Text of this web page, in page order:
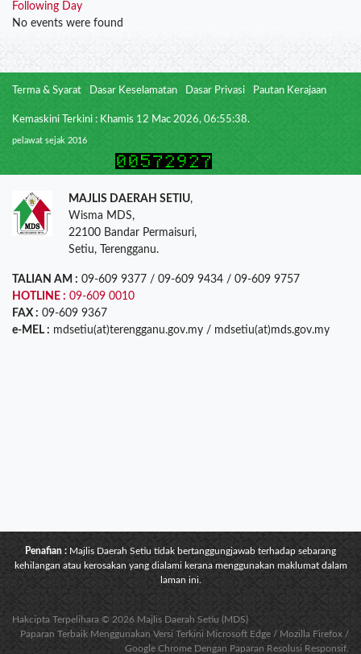
Following Day
No events were found
Terma & Syarat Dasar Keselamatan Dasar Privasi Pautan Kerajaan
Kemaskini Terkini : Khamis 12 Mac 2026, 06:55:38.
pelawat sejak 2016
MAJLIS DAERAH SETIU,
Wisma MDS,
22100 Bandar Permaisuri,
Setiu, Terengganu.
TALIAN AM : 09-609 9377 / 09-609 9434 / 09-609 9757
HOTLINE : 09-609 0010
FAX : 09-609 9367
e-MEL : mdsetiu(at)terengganu.gov.my / mdsetiu(at)mds.gov.my
Penafian : Majlis Daerah Setiu tidak bertanggungjawab terhadap sebarang
kehilangan atau kerosakan yang dialami kerana menggunakan maklumat dalam
laman ini.
Hakcipta Terpelihara © 2026 Majlis Daerah Setiu (MDS)
Paparan Terbaik Menggunakan Versi Terkini Microsoft Edge / Mozilla Firefox /
Google Chrome Dengan Paparan Resolusi Responsif.